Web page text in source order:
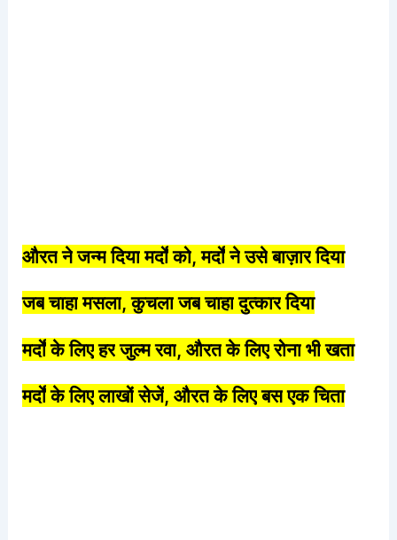
औरत ने जन्म दिया मर्दों को,मर्दों ने उसे बाज़ार दिया
जब चाहा मसला,कुचला जब चाहा दुत्कार दिया
मर्दों के लिए हर जुल्म रवा,औरत के लिए रोना भी खता
मर्दों के लिए लाखों सेजें,औरत के लिए बस एक चिता